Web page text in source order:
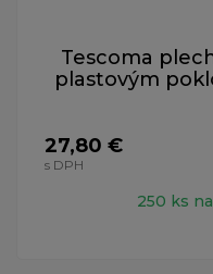
Tescoma
plastovým
27,80 €
s DPH
250 ks